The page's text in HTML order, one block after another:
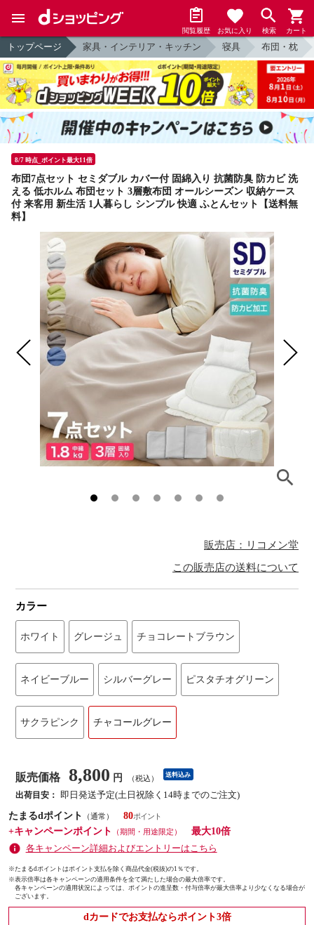
閲覧履歴 お気に入り 検索 カート
トップページ 家具・インテリア・キッチン 寝具 布団・枕
8/7 時点_ポイント最大11倍
布団7点セット セミダブル カバー付 固綿入り 抗菌防臭 防カビ 洗
える 低ホルム 布団セット 3層敷布団 オールシーズン 収納ケース
付 来客用 新生活 1人暮らし シンプル 快適 ふとんセット【送料無
料】
販売店：リコメン堂
この販売店の送料について
カラー
ホワイト グレージュ チョコレートブラウン
ネイビーブルー シルバーグレー ピスタチオグリーン
サクラピンク チャコールグレー
販売価格 8,800 円 （税込） 送料込み
出荷目安：
即日発送予定(土日祝除く14時までのご注文)
たまるdポイント
（通常）
80
+キャンペーンポイント
（期間・用途限定）
最大10倍
各キャンペーン詳細およびエントリーはこちら
※たまるdポイントはポイント支払を除く商品代金(税抜)の1％です。
※表示倍率は各キャンペーンの適用条件を全て満たした場合の最大倍率です。
各キャンペーンの適用状況によっては、ポイントの進呈数・付与倍率が最大倍率より少なくなる場合が
ございます。
dカードでお支払ならポイント3倍